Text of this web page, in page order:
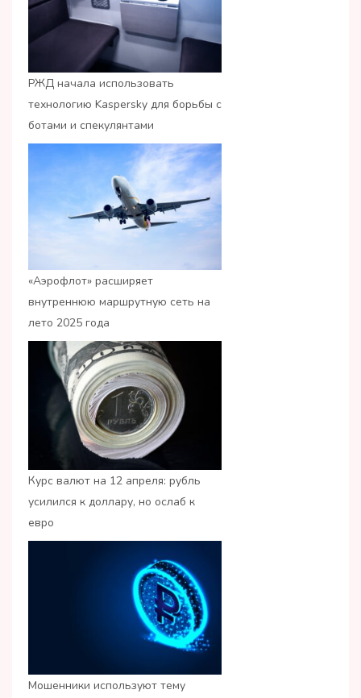
РЖД начала использовать
технологию Kaspersky для борьбы с
ботами и спекулянтами
«Аэрофлот» расширяет
внутреннюю маршрутную сеть на
лето 2025 года
Курс валют на 12 апреля: рубль
усилился к доллару, но ослаб к
евро
Мошенники используют тему